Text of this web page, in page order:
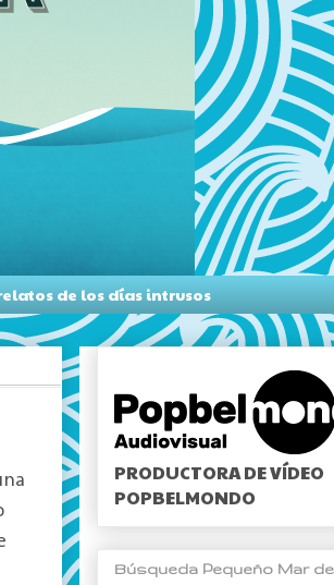
de los días intrusos
PRODUCTORA DE VÍDEO
POPBELMONDO
Búsqueda Pequeño Mar